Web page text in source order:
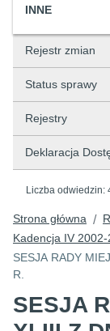
INNE
Rejestr zmian
Status sprawy
Rejestry
Deklaracja
Liczba odwiedzin:
Strona główna /
Kadencja IV
SESJA RADY
R.
SESJA